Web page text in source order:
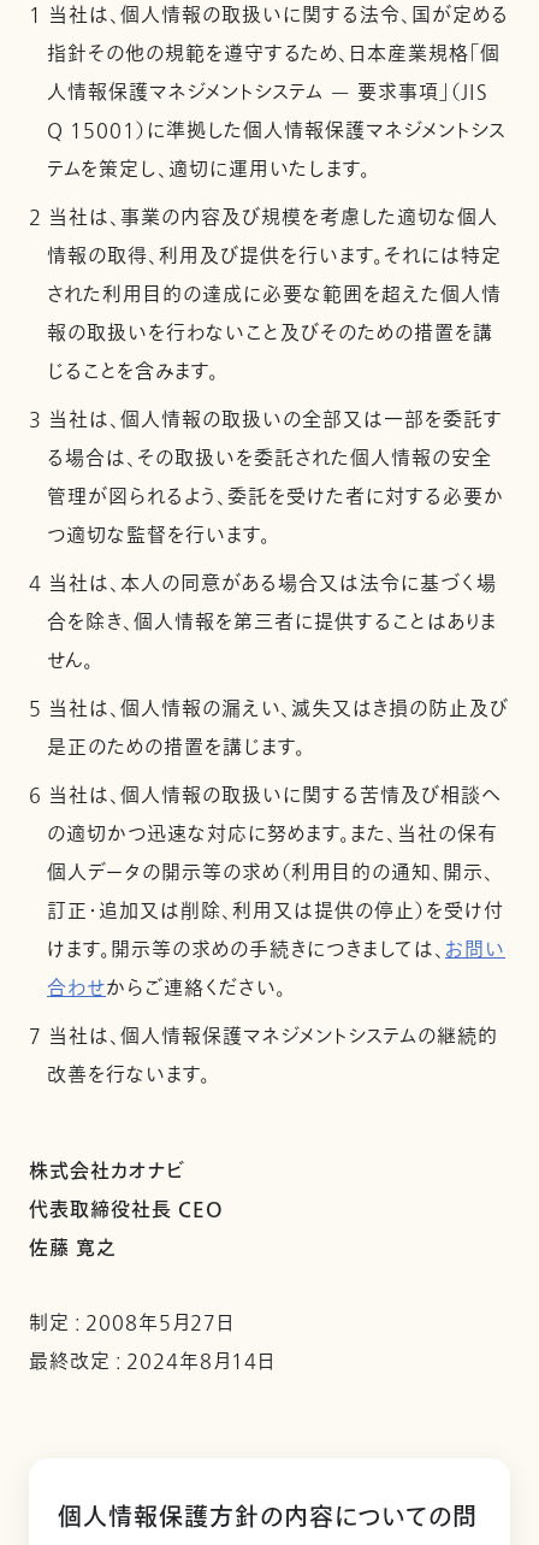
1 当社は、個人情報の取扱いに関する法令、国が定める
指針その他の規範を遵守するため、日本産業規格「個
人情報保護マネジメントシステム — 要求事項」（JIS
Q 15001）に準拠した個人情報保護マネジメントシス
テムを策定し、適切に運用いたします。
2 当社は、事業の内容及び規模を考慮した適切な個人
情報の取得、利用及び提供を行います。それには特定
された利用目的の達成に必要な範囲を超えた個人情
報の取扱いを行わないこと及びそのための措置を講
じることを含みます。
3 当社は、個人情報の取扱いの全部又は一部を委託す
る場合は、その取扱いを委託された個人情報の安全
管理が図られるよう、委託を受けた者に対する必要か
つ適切な監督を行います。
4 当社は、本人の同意がある場合又は法令に基づく場
合を除き、個人情報を第三者に提供することはありま
せん。
5 当社は、個人情報の漏えい、滅失又はき損の防止及び
是正のための措置を講じます。
6 当社は、個人情報の取扱いに関する苦情及び相談へ
の適切かつ迅速な対応に努めます。また、当社の保有
個人データの開示等の求め（利用目的の通知、開示、
訂正・追加又は削除、利用又は提供の停止）を受け付
けます。開示等の求めの手続きにつきましては、お問い
合わせからご連絡ください。
7 当社は、個人情報保護マネジメントシステムの継続的
改善を行ないます。
株式会社カオナビ
代表取締役社長 CEO
佐藤 寛之
制定 : 2008年5月27日
最終改定 : 2024年8月14日
個人情報保護方針の内容についての問